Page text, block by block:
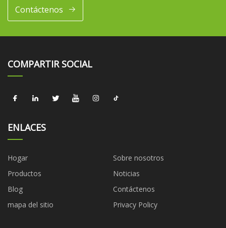
Contáctenos
COMPARTIR SOCIAL
ENLACES
Hogar
Sobre nosotros
Productos
Noticias
Blog
Contáctenos
mapa del sitio
Privacy Policy